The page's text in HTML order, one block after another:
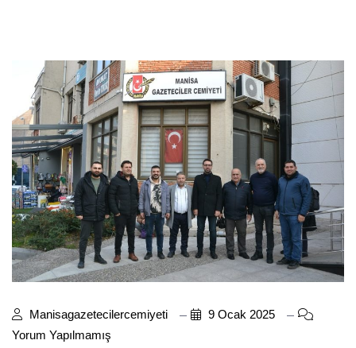
Manisagazetecilercemiyeti
9 Ocak 2025
Yorum Yapılmamış